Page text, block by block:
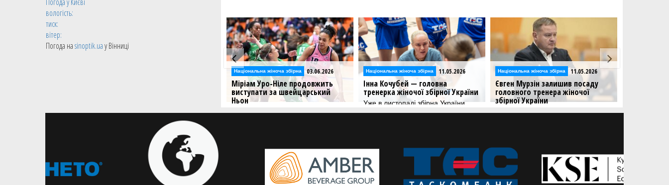
вологість:
тиск:
вітер:
Погода наsinoptik.uaу Вінниці
Національна жіноча збірна 03.06.2026
Міріам Уро-Ніле продовжить
виступати за швейцарський
Ньон
Швейцарський Ньон оголосив про
Національна жіноча збірна 11.05.2026
Інна Кочубей — головна
тренерка жіночої збірної України
Уже в листопаді збірна України
Національна жіноча збірна 11.05.2026
Євген Мурзін залишив посаду
головного тренера жіночої
збірної України
Фахівець подав заяву за власним